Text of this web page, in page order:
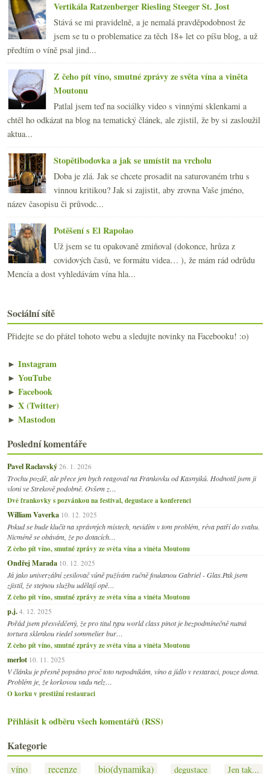
Vertikála Ratzenberger Riesling Steeger St. Jost
Stává se mi pravidelně, a je nemalá pravděpodobnost že
jsem se tu o problematice za těch 18+ let co píšu blog, a už
předtím o víně psal jind...
Z čeho pít víno, smutné zprávy ze světa vína a viněta
Moutonu
Patlal jsem teď na sociálky video s vinnými sklenkami a
chtěl ho odkázat na blog na tematický článek, ale zjistil, že by si zasloužil
aktua...
Stopětibodovka a jak se umístit na vrcholu
Doba je zlá. Jak se chcete prosadit na saturovaném trhu s
vinnou kritikou? Jak si zajistit, aby zrovna Vaše jméno,
název časopisu či průvodc...
Potěšení s El Rapolao
Už jsem se tu opakovaně zmiňoval (dokonce, hrůza z
covidových časů, ve formátu videa… ), že mám rád odrůdu
Mencía a dost vyhledávám vína hla...
Sociální sítě
Přidejte se do přátel tohoto webu a sledujte novinky na Facebooku! :o)
► Instagram
► YouTube
► Facebook
► X (Twitter)
► Mastodon
Poslední komentáře
Pavel Raclavský 26. 1. 2026
Trochu pozdě, ale přece jen bych reagoval na Frankovku od Kasnyiků. Hodnotil jsem ji
vloni ve Strekově podobně. Ovšem z…
Dvě frankovky s pozvánkou na festival, degustace a konferenci
William Vaverka 10. 12. 2025
Pokud se bude klučit na správných místech, nevidím v tom problém, réva patří do svahu.
Nicméně se obávám, že po dotacích…
Z čeho pít víno, smutné zprávy ze světa vína a viněta Moutonu
Ondřej Marada 10. 12. 2025
Já jako univerzální zesilovač vůně pužívám ručně foukanou Gabriel - Glas.Pak jsem
zjistil, že stejnou službu udělají opě…
Z čeho pít víno, smutné zprávy ze světa vína a viněta Moutonu
p.j. 4. 12. 2025
Pořád jsem přesvědčený, že pro titul typu world class pinot je bezpodmínečně nutná
tortura sklenkou riedel sommelier bur…
Z čeho pít víno, smutné zprávy ze světa vína a viněta Moutonu
merlot 10. 11. 2025
V článku je přesně popsáno proč toto nepodnikám, víno a jídlo v restaraci, pouze doma.
Problém je, že korkovou vadu nelz…
O korku v prestižní restauraci
Přihlásit k odběru všech komentářů (RSS)
Kategorie
víno recenze bio(dynamika) degustace Jen tak...